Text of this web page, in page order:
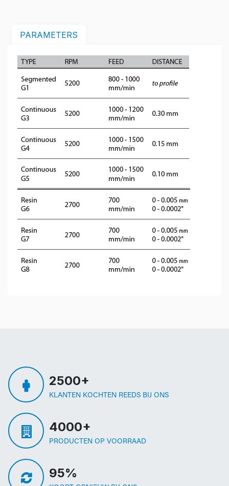
PARAMETERS
2500+
KLANTEN KOCHTEN REEDS BIJ ONS
4000+
PRODUCTEN OP VOORRAAD
95%